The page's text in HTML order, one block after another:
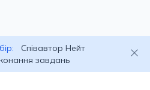
Співавтор Нейт
завдань